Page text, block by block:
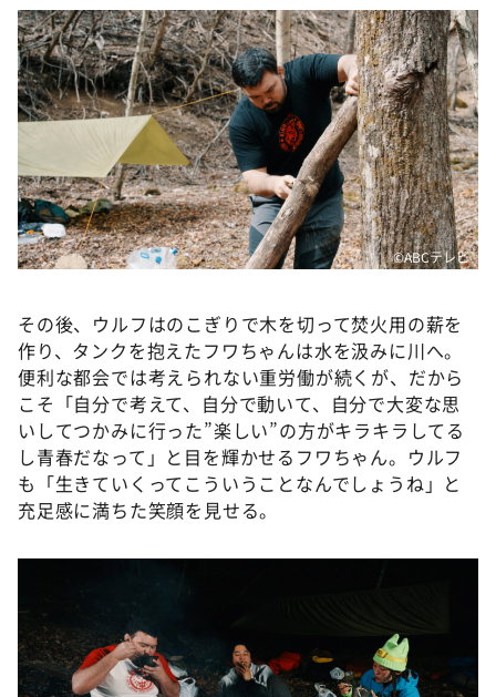
©ABCテレビ
その後、ウルフはのこぎりで木を切って焚火用の薪を
作り、タンクを抱えたフワちゃんは水を汲みに川へ。
便利な都会では考えられない重労働が続くが、だから
こそ「自分で考えて、自分で動いて、自分で大変な思
いしてつかみに行った”楽しい”の方がキラキラしてる
し青春だなって」と目を輝かせるフワちゃん。ウルフ
も「生きていくってこういうことなんでしょうね」と
充足感に満ちた笑顔を見せる。